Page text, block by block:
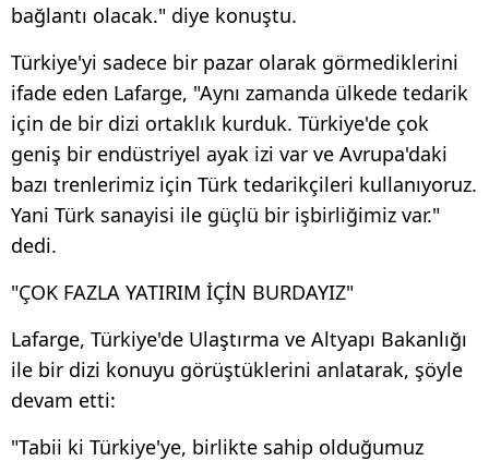
bağlantı olacak." diye konuştu.
Türkiye'yi sadece bir pazar olarak görmediklerini
ifade eden Lafarge, "Aynı zamanda ülkede tedarik
için de bir dizi ortaklık kurduk. Türkiye'de çok
geniş bir endüstriyel ayak izi var ve Avrupa'daki
bazı trenlerimiz için Türk tedarikçileri kullanıyoruz.
Yani Türk sanayisi ile güçlü bir işbirliğimiz var."
dedi.
"ÇOK FAZLA YATIRIM İÇİN BURDAYIZ"
Lafarge, Türkiye'de Ulaştırma ve Altyapı Bakanlığı
ile bir dizi konuyu görüştüklerini anlatarak, şöyle
devam etti:
"Tabii ki Türkiye'ye, birlikte sahip olduğumuz